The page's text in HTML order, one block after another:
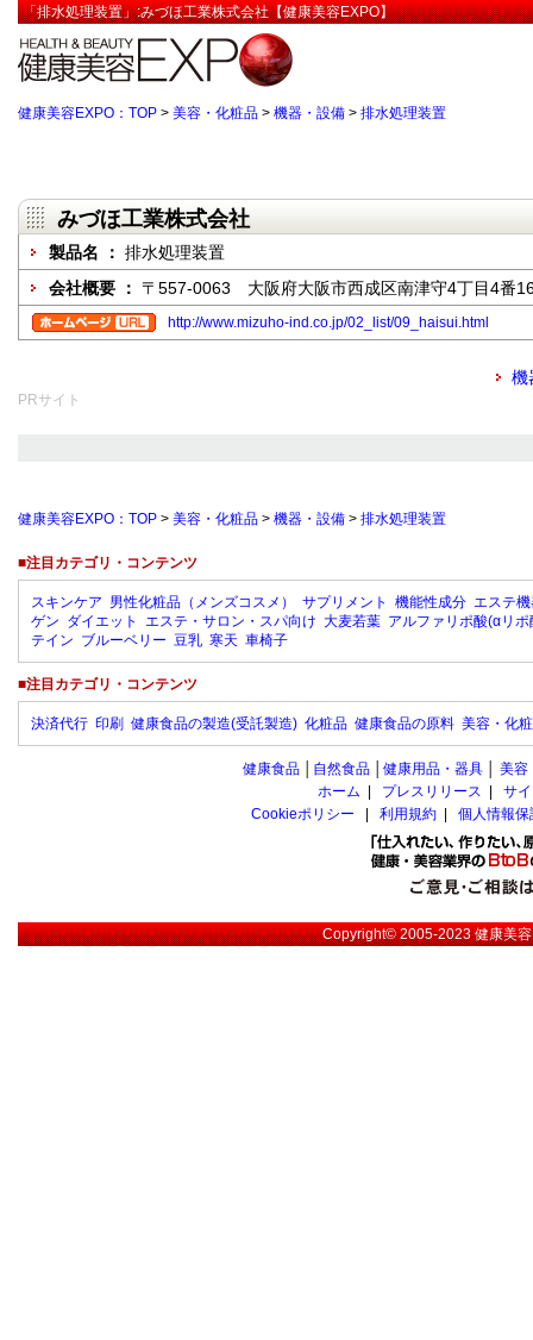
「排水処理装置」:みづほ工業株式会社【健康美容EXPO】
健康美容EXPO：TOP > 美容・化粧品 > 機器・設備 > 排水処理装置
みづほ工業株式会社
製品名 ： 排水処理装置
会社概要 ： 〒557-0063 大阪府大阪市西成区南津守4丁目4番
http://www.mizuho-ind.co.jp/02_list/09_haisui.html
機
PRサイト
健康美容EXPO：TOP > 美容・化粧品 > 機器・設備 > 排水処理装置
■注目カテゴリ・コンテンツ
スキンケア 男性化粧品（メンズコスメ） サプリメント 機能性成分 エステ
ゲン ダイエット エステ・サロン・スパ向け 大麦若葉 アルファリポ酸(αリポ
テイン ブルーベリー 豆乳 寒天 車椅子
■注目カテゴリ・コンテンツ
決済代行 印刷 健康食品の製造(受託製造) 化粧品 健康食品の原料 美容・化
健康食品 自然食品 健康用品・器具 美容
ホーム
プレスリリース
サ
Cookieポリシー
利用規約 個人情報
Copyright© 2005-2023健康美